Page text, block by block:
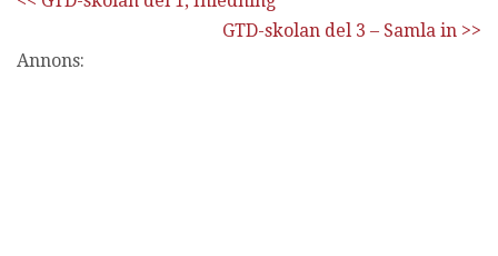
GTD-skolan del 3 – Samla in >>
Annons: